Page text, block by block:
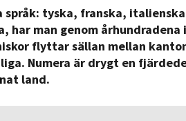
tyska, franska,
har man genom århundradena
flyttar sällan mellan
Numera är drygt en
land.